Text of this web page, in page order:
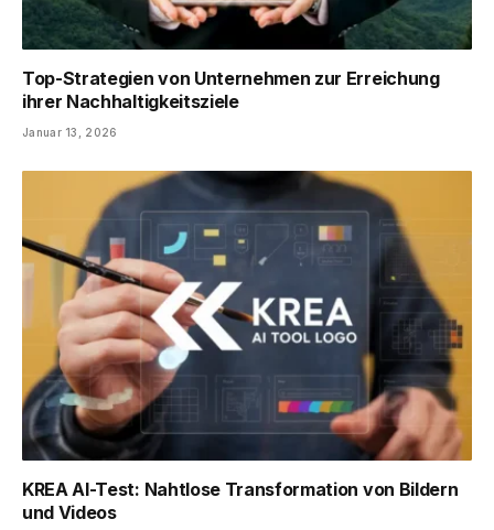
Top-Strategien von Unternehmen zur Erreichung
ihrer Nachhaltigkeitsziele
Januar 13, 2026
KREA AI-Test: Nahtlose Transformation von Bildern
und Videos